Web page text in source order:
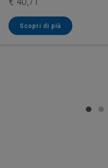
Scopri di più